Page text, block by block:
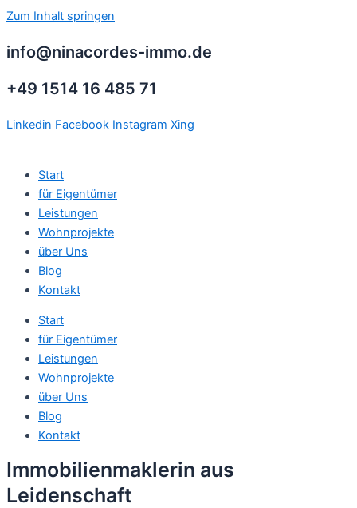
Zum Inhalt springen
info@ninacordes-immo.de
+49 1514 16 485 71
Linkedin Facebook Instagram Xing
Start
für Eigentümer
Leistungen
Wohnprojekte
über Uns
Blog
Kontakt
Start
für Eigentümer
Leistungen
Wohnprojekte
über Uns
Blog
Kontakt
Immobilienmaklerin aus
Leidenschaft